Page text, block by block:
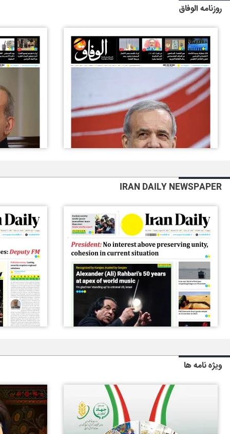
روزنامه الوفاق
IRAN DAILY NEWSPAPER
ویژه نامه ها